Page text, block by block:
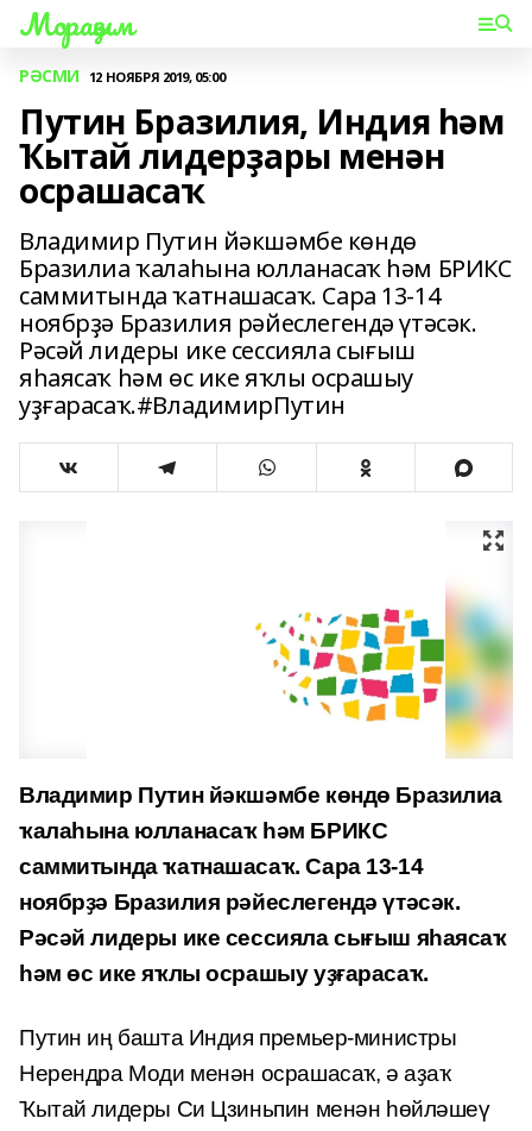
Мораҙым
РӘСМИ 12 НОЯБРЯ 2019, 05:00
Путин Бразилия, Индия һәм
Ҡытай лидерҙары менән
осрашасаҡ
Владимир Путин йәкшәмбе көндө
Бразилиа ҡалаһына юлланасаҡ һәм БРИКС
саммитында ҡатнашасаҡ. Сара 13-14
ноябрҙә Бразилия рәйеслегендә үтәсәк.
Рәсәй лидеры ике сессияла сығыш
яһаясаҡ һәм өс ике яҡлы осрашыу
уҙғарасаҡ.#ВладимирПутин
Владимир Путин йәкшәмбе көндө Бразилиа
ҡалаһына юлланасаҡ һәм БРИКС
саммитында ҡатнашасаҡ. Сара 13-14
ноябрҙә Бразилия рәйеслегендә үтәсәк.
Рәсәй лидеры ике сессияла сығыш яһаясаҡ
һәм өс ике яҡлы осрашыу уҙғарасаҡ.
Путин иң башта Индия премьер-министры
Нерендра Моди менән осрашасаҡ, ә аҙаҡ
Ҡытай лидеры Си Цзиньпин менән һөйләшеү